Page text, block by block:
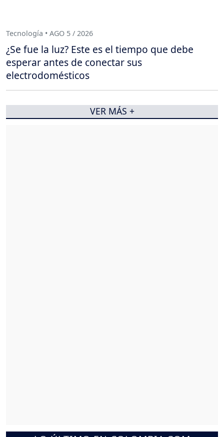
Tecnología • AGO 5 / 2026
¿Se fue la luz? Este es el tiempo que debe
esperar antes de conectar sus
electrodomésticos
VER MÁS +